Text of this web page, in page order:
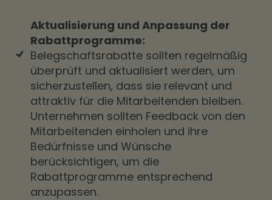
Aktualisierung und Anpassung der
Rabattprogramme:
Belegschaftsrabatte sollten regelmäßig
überprüft und aktualisiert werden, um
sicherzustellen, dass sie relevant und
attraktiv für die Mitarbeitenden bleiben.
Unternehmen sollten Feedback von den
Mitarbeitenden einholen und ihre
Bedürfnisse und Wünsche
berücksichtigen, um die
Rabattprogramme entsprechend
anzupassen.